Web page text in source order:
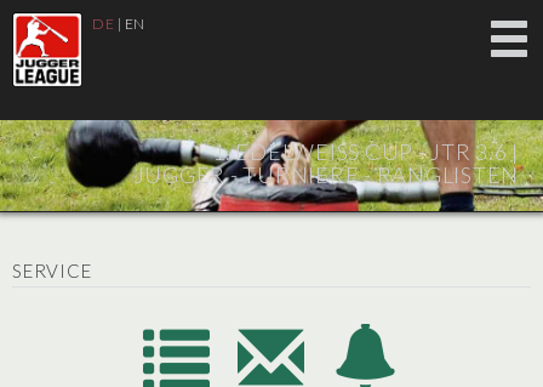
DE | EN
1. EDELWEISS CUP - JTR 3.6 |
JUGGER - TURNIERE - RANGLISTEN
SERVICE